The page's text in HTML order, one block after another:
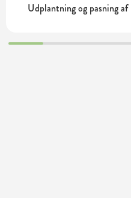
Udplantning og pasning af